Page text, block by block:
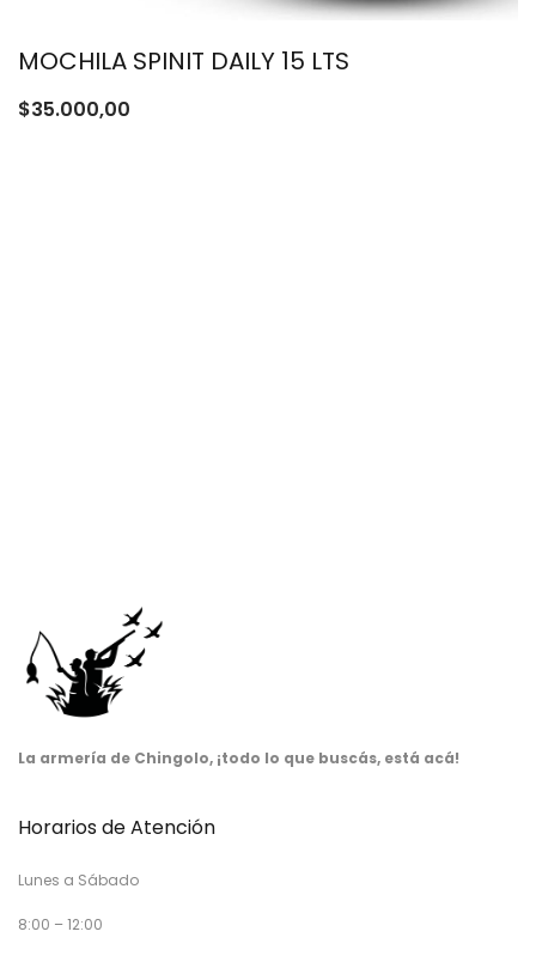
MOCHILA SPINIT DAILY 15 LTS
$35.000,00
La armería de Chingolo, ¡todo lo que buscás, está acá!
Horarios de Atención
Lunes a Sábado
8:00 – 12:00